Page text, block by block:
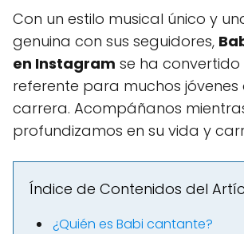
Con un estilo musical único y
genuina con sus seguidores,
en Instagram se ha convertido
referente para muchos jóvenes
carrera. Acompáñanos
profundizamos en su vida y
Índice de Contenidos del
¿Quién es Babi cantante?